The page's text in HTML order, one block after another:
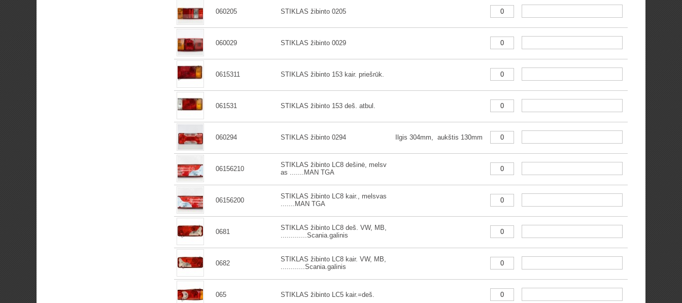
060205 STIKLAS žibinto 0205
060029 STIKLAS žibinto 0029
0615311 STIKLAS žibinto 153 kair. priešrūk.
061531 STIKLAS žibinto 153 deš. atbul.
060294 STIKLAS žibinto 0294 Ilgis 304mm, aukštis 130mm
06156210
STIKLAS žibinto LC8 dešinė, melsv
as .......MAN TGA
06156200
STIKLAS žibinto LC8 kair., melsvas
.......MAN TGA
0681
STIKLAS žibinto LC8 deš. VW, MB,
.............Scania.galinis
0682
STIKLAS žibinto LC8 kair. VW, MB,
............Scania.galinis
065 STIKLAS žibinto LC5 kair.=deš.